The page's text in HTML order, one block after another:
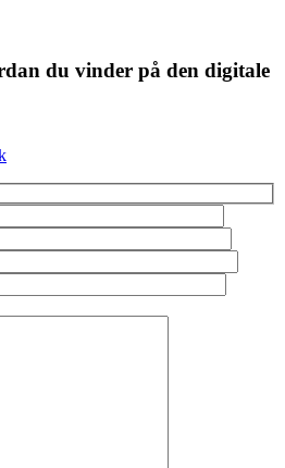
du vinder på den digitale